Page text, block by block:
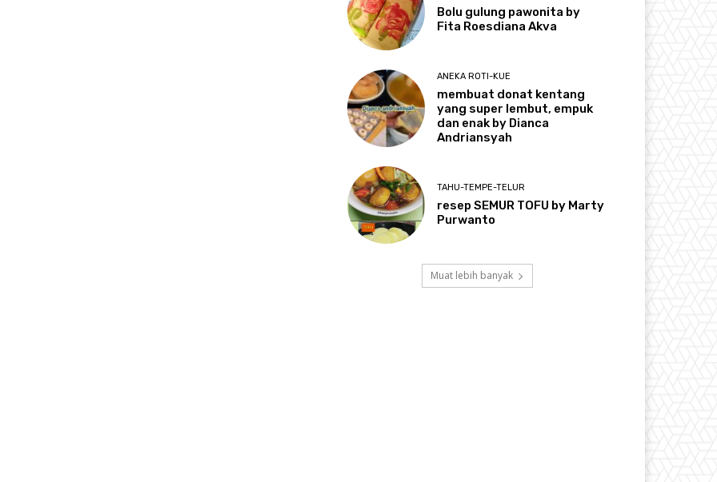
Bolu gulung pawonita by
Fita Roesdiana Akva
ANEKA ROTI-KUE
membuat donat kentang
yang super lembut, empuk
dan enak by Dianca
Andriansyah
TAHU-TEMPE-TELUR
resep SEMUR TOFU by Marty
Purwanto
Muat lebih banyak